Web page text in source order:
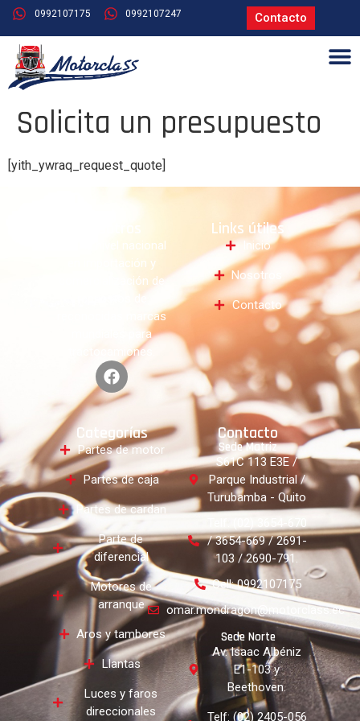
0992107175 0992107247 Contacto
Solicita un presupuesto
[yith_ywraq_request_quote]
Líder a nivel nacional
en importación y
comercialización de
repuestos de
reconocidas marcas
mundiales para
tractocamiones.
Links útiles
Inicio
Nosotros
Contacto
Categorías
Partes de motor
Partes de caja
Partes de cardan
Parte de
diferencial
Motores de
arranque
Aros y tambores
Llantas
Luces y faros
direccionales
Contacto
Sede Matriz
S61C 113 E3E /
Parque Industrial /
Turubamba - Quito
Telf: (02) 3654-670
/ 3654-669 / 2691-
103 / 2690-791.
Cell: 0992107175
omar.mondragon@motorclass.ec
Sede Norte
Av. Isaac Albéniz
E1-103 y
Beethoven.
Telf: (02) 2405-056